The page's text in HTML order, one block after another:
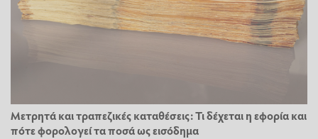
Μετρητά και τραπεζικές καταθέσεις: Τι δέχεται η εφορία και
πότε φορολογεί τα ποσά ως εισόδημα